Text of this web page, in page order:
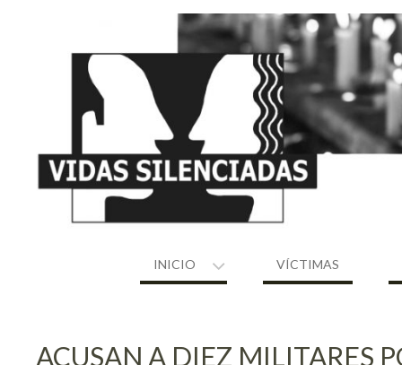
INICIO VÍCTIMAS
ACUSAN A DIEZ MILITARES